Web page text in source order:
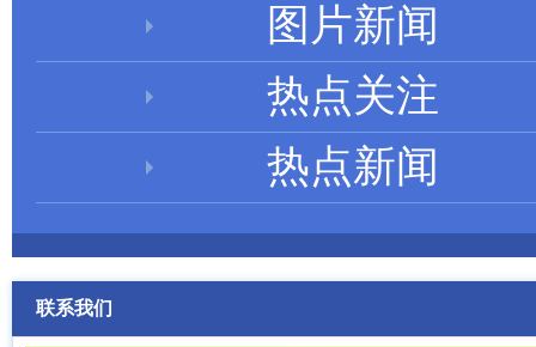
图片新闻
热点关注
热点新闻
联系我们